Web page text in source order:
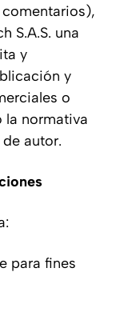
S.A.S. una
y
y
o
la normativa
autor.
para fines